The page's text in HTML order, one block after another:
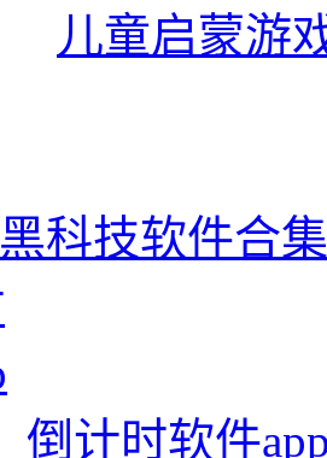
儿童启蒙游
黑科技软件合集
倒计时软件